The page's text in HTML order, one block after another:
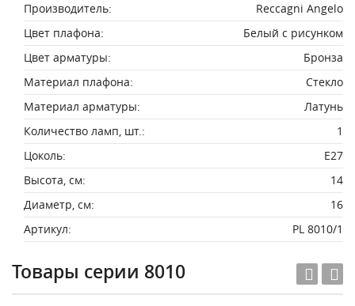
Производитель:
Reccagni Angelo
Цвет плафона:
Белый с рисунком
Цвет арматуры:
Бронза
Материал плафона:
Стекло
Материал арматуры:
Латунь
Количество ламп, шт.:
1
Цоколь:
E27
Высота, см:
14
Диаметр, см:
16
Артикул:
PL 8010/1
Товары серии 8010